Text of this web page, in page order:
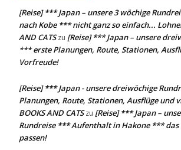
[Reise] *** Japan – unsere 3 wöchige
nach Kobe *** nicht ganz so einfach...
AND CATSzu [Reise] *** Japan – unsere
*** erste Planungen, Route, Stationen,
Vorfreude!
[Reise] *** Japan - unsere dreiwöchige
Planungen, Route, Stationen, Ausflüge und
BOOKS AND CATSzu [Reise] *** Japan –
Rundreise *** Aufenthalt in Hakone *** das
passen!